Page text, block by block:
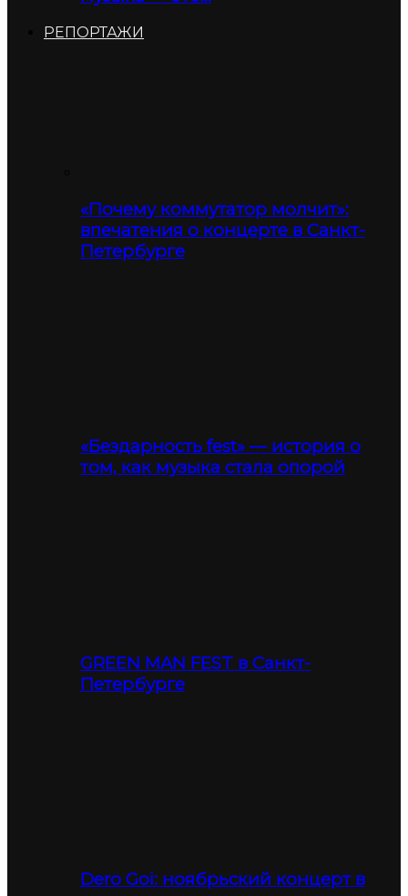
РЕПОРТАЖИ
«Почему коммутатор молчит»:
впечатения о концерте в Санкт-
Петербурге
«Бездарность fest» — история о
том, как музыка стала опорой
GREEN MAN FEST в Санкт-
Петербурге
Dero Goi: ноябрьский концерт в